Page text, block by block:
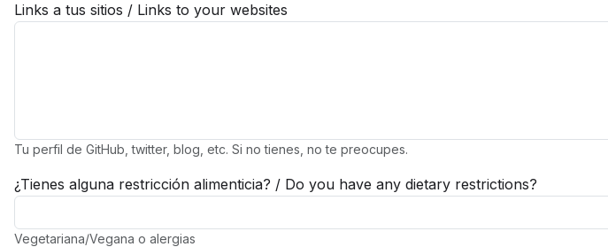
Links a tus sitios / Links to your websites
Tu perfil de GitHub, twitter, blog, etc. Si no tienes, no te preocupes.
¿Tienes alguna restricción alimenticia? / Do you have any dietary restrictions?
Vegetariana/Vegana o alergias